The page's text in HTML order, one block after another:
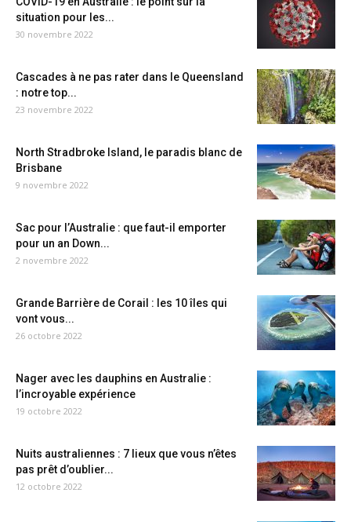
situation pour les...
30 novembre 2022
Cascades à ne pas rater dans le Queensland
: notre top...
23 novembre 2022
North Stradbroke Island, le paradis blanc de
Brisbane
9 novembre 2022
Sac pour l’Australie : que faut-il emporter
pour un an Down...
2 novembre 2022
Grande Barrière de Corail : les 10 îles qui
vont vous...
26 octobre 2022
Nager avec les dauphins en Australie :
l’incroyable expérience
19 octobre 2022
Nuits australiennes : 7 lieux que vous n’êtes
pas prêt d’oublier...
12 octobre 2022